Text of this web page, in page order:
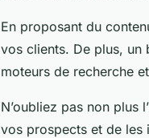
En proposant du
vos clients. De plus, un
moteurs de recherche
N’oubliez pas non plus
vos prospects et de les